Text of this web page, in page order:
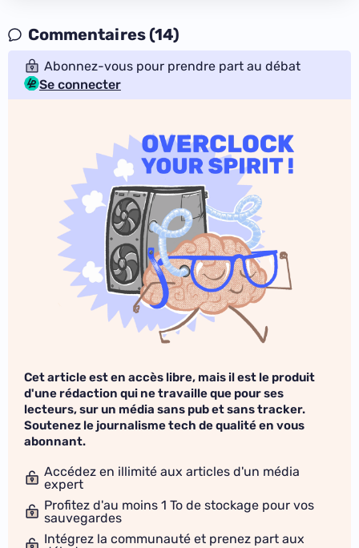
Commentaires (14)
Abonnez-vous pour prendre part au débat
Se connecter
Cet article est en accès libre, mais il est le produit
d'une rédaction qui ne travaille que pour ses
lecteurs, sur un média sans pub et sans tracker.
Soutenez le journalisme tech de qualité en vous
abonnant.
Accédez en illimité aux articles d'un média
expert
Profitez d'au moins 1 To de stockage pour vos
sauvegardes
Intégrez la communauté et prenez part aux